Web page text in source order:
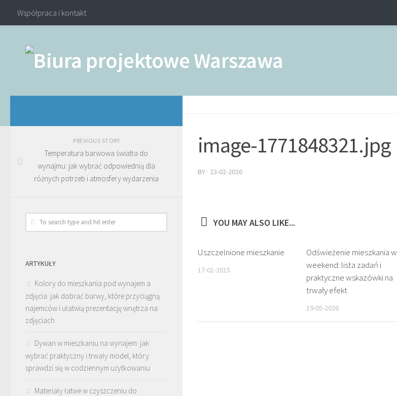
Współpraca i kontakt
image-1771848321.jpg
BY · 23-02-2026
YOU MAY ALSO LIKE...
Uszczelnione mieszkanie
17-01-2015
Odświeżenie mieszkania w
weekend: lista zadań i
praktyczne wskazówki na
trwały efekt
19-05-2026
PREVIOUS STORY
Temperatura barwowa światła do
wynajmu: jak wybrać odpowiednią dla
różnych potrzeb i atmosfery wydarzenia
ARTYKUŁY
Kolory do mieszkania pod wynajem a
zdjęcia: jak dobrać barwy, które przyciągną
najemców i ułatwią prezentację wnętrza na
zdjęciach
Dywan w mieszkaniu na wynajem: jak
wybrać praktyczny i trwały model, który
sprawdzi się w codziennym użytkowaniu
Materiały łatwe w czyszczeniu do